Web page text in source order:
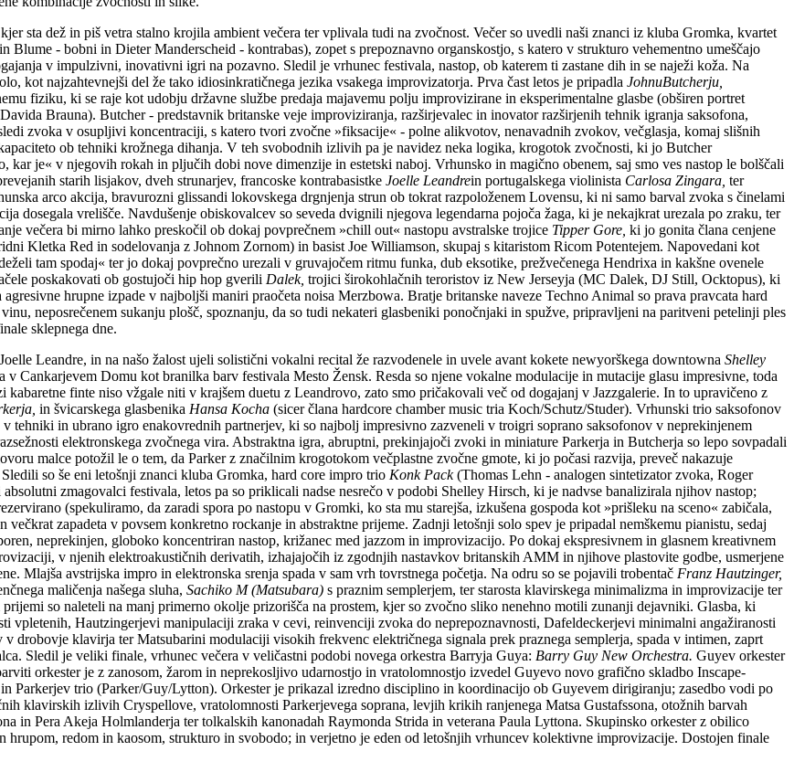
sta dež in piš vetra stalno krojila ambient večera ter vplivala tudi na zvočnost. Večer so uvedli naši znanci iz kluba Gromka, kvartet
Blume - bobni in Dieter Manderscheid - kontrabas), zopet s prepoznavno organskostjo, s katero v strukturo vehementno umeščajo
v impulzivni, inovativni igri na pozavno. Sledil je vrhunec festivala, nastop, ob katerem ti zastane dih in se naježi koža. Na
kot najzahtevnejši del že tako idiosinkratičnega jezika vsakega improvizatorja. Prva čast letos je pripadla JohnuButcherju,
fiziku, ki se raje kot udobju državne službe predaja majavemu polju improvizirane in eksperimentalne glasbe (obširen portret
Brauna). Butcher - predstavnik britanske veje improviziranja, razširjevalec in inovator razširjenih tehnik igranja saksofona,
zvoka v osupljivi koncentraciji, s katero tvori zvočne »fiksacije« - polne alikvotov, nenavadnih zvokov, večglasja, komaj slišnih
ob tehniki krožnega dihanja. V teh svobodnih izlivih pa je navidez neka logika, krogotok zvočnosti, ki jo Butcher
je« v njegovih rokah in pljučih dobi nove dimenzije in estetski naboj. Vrhunsko in magično obenem, saj smo ves nastop le bolščali
starih lisjakov, dveh strunarjev, francoske kontrabasistke Joelle Leandrein portugalskega violinista Carlosa Zingara, ter
arco akcija, bravurozni glissandi lokovskega drgnjenja strun ob tokrat razpoloženem Lovensu, ki ni samo barval zvoka s činelami
dosegala vrelišče. Navdušenje obiskovalcev so seveda dvignili njegova legendarna pojoča žaga, ki je nekajkrat urezala po zraku, ter
večera bi mirno lahko preskočil ob dokaj povprečnem »chill out« nastopu avstralske trojice Tipper Gore, ki jo gonita člana cenjene
Kletka Red in sodelovanja z Johnom Zornom) in basist Joe Williamson, skupaj s kitaristom Ricom Potentejem. Napovedani kot
tam spodaj« ter jo dokaj povprečno urezali v gruvajočem ritmu funka, dub eksotike, prežvečenega Hendrixa in kakšne ovenele
poskakovati ob gostujoči hip hop gverili Dalek, trojici širokohlačnih teroristov iz New Jerseyja (MC Dalek, DJ Still, Ocktopus), ki
hrupne izpade v najboljši maniri praočeta noisa Merzbowa. Bratje britanske naveze Techno Animal so prava pravcata hard
neposrečenem sukanju plošč, spoznanju, da so tudi nekateri glasbeniki ponočnjaki in spužve, pripravljeni na paritveni petelinji ples
sklepnega dne.
Leandre, in na našo žalost ujeli solistični vokalni recital že razvodenele in uvele avant kokete newyorškega downtowna Shelley
Cankarjevem Domu kot branilka barv festivala Mesto Žensk. Resda so njene vokalne modulacije in mutacije glasu impresivne, toda
finte niso vžgale niti v krajšem duetu z Leandrovo, zato smo pričakovali več od dogajanj v Jazzgalerie. In to upravičeno z
in švicarskega glasbenika Hansa Kocha (sicer člana hardcore chamber music tria Koch/Schutz/Studer). Vrhunski trio saksofonov
in ubrano igro enakovrednih partnerjev, ki so najbolj impresivno zazveneli v troigri soprano saksofonov v neprekinjenem
elektronskega zvočnega vira. Abstraktna igra, abruptni, prekinjajoči zvoki in miniature Parkerja in Butcherja so lepo sovpadali
malce potožil le o tem, da Parker z značilnim krogotokom večplastne zvočne gmote, ki jo počasi razvija, preveč nakazuje
so še eni letošnji znanci kluba Gromka, hard core impro trio Konk Pack(Thomas Lehn - analogen sintetizator zvoka, Roger
zmagovalci festivala, letos pa so priklicali nadse nesrečo v podobi Shelley Hirsch, ki je nadvse banalizirala njihov nastop;
(spekuliramo, da zaradi spora po nastopu v Gromki, ko sta mu starejša, izkušena gospoda kot »prišleku na sceno« zabičala,
zapadeta v povsem konkretno rockanje in abstraktne prijeme. Zadnji letošnji solo spev je pripadal nemškemu pianistu, sedaj
neprekinjen, globoko koncentriran nastop, križanec med jazzom in improvizacijo. Po dokaj ekspresivnem in glasnem kreativnem
v njenih elektroakustičnih derivatih, izhajajočih iz zgodnjih nastavkov britanskih AMM in njihove plastovite godbe, usmerjene
Mlajša avstrijska impro in elektronska srenja spada v sam vrh tovrstnega početja. Na odru so se pojavili trobentač Franz Hautzinger,
maličenja našega sluha, Sachiko M (Matsubara) s praznim semplerjem, ter starosta klavirskega minimalizma in improvizacije ter
so naleteli na manj primerno okolje prizorišča na prostem, kjer so zvočno sliko nenehno motili zunanji dejavniki. Glasba, ki
vpletenih, Hautzingerjevi manipulaciji zraka v cevi, reinvenciji zvoka do neprepoznavnosti, Dafeldeckerjevi minimalni angažiranosti
drobovje klavirja ter Matsubarini modulaciji visokih frekvenc električnega signala prek praznega semplerja, spada v intimen, zaprt
Sledil je veliki finale, vrhunec večera v veličastni podobi novega orkestra Barryja Guya: Barry Guy New Orchestra. Guyev orkester
orkester je z zanosom, žarom in neprekosljivo udarnostjo in vratolomnostjo izvedel Guyevo novo grafično skladbo Inscape-
Parkerjev trio (Parker/Guy/Lytton). Orkester je prikazal izredno disciplino in koordinacijo ob Guyevem dirigiranju; zasedbo vodi po
klavirskih izlivih Cryspellove, vratolomnosti Parkerjevega soprana, levjih krikih ranjenega Matsa Gustafssona, otožnih barvah
in Pera Akeja Holmlanderja ter tolkalskih kanonadah Raymonda Strida in veterana Paula Lyttona. Skupinsko orkester z obilico
redom in kaosom, strukturo in svobodo; in verjetno je eden od letošnjih vrhuncev kolektivne improvizacije. Dostojen finale